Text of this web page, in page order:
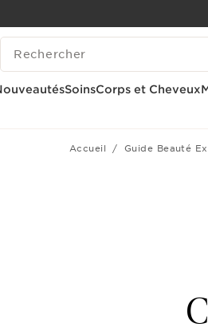
ALLER AU CONTENU
CONSULTER LE PIED DE PAGE
OUTIL D'ACCESSIBILITÉ
HISTORIQUE DES RECHERCHES
SoinsCorps et Cheveux
Accueil Guide Beauté